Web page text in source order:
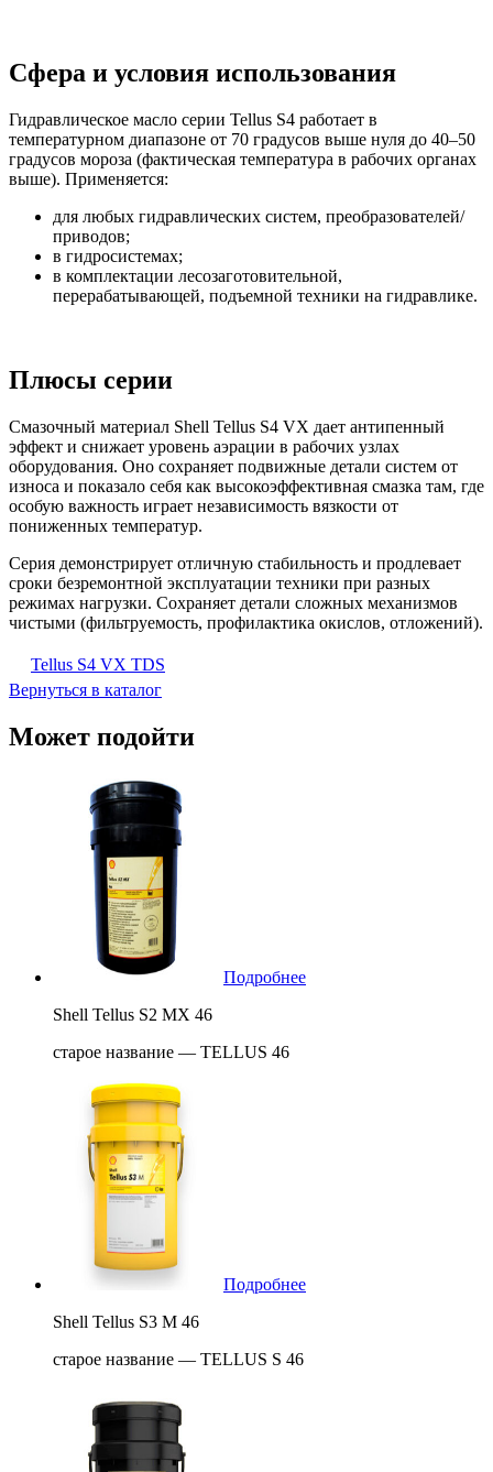
Сфера и условия использования
Гидравлическое масло серии Tellus S4 работает в
температурном диапазоне от 70 градусов выше нуля до 40–50
градусов мороза (фактическая температура в рабочих органах
выше). Применяется:
для любых гидравлических систем, преобразователей/
приводов;
в гидросистемах;
в комплектации лесозаготовительной,
перерабатывающей, подъемной техники на гидравлике.
Плюсы серии
Смазочный материал Shell Tellus S4 VX дает антипенный
эффект и снижает уровень аэрации в рабочих узлах
оборудования. Оно сохраняет подвижные детали систем от
износа и показало себя как высокоэффективная смазка там, где
особую важность играет независимость вязкости от
пониженных температур.
Серия демонстрирует отличную стабильность и продлевает
сроки безремонтной эксплуатации техники при разных
режимах нагрузки. Сохраняет детали сложных механизмов
чистыми (фильтруемость, профилактика окислов, отложений).
Tellus S4 VX TDS
Вернуться в каталог
Может подойти
Подробнее
Shell Tellus S2 MX 46
старое название — TELLUS 46
Подробнее
Shell Tellus S3 M 46
старое название — TELLUS S 46